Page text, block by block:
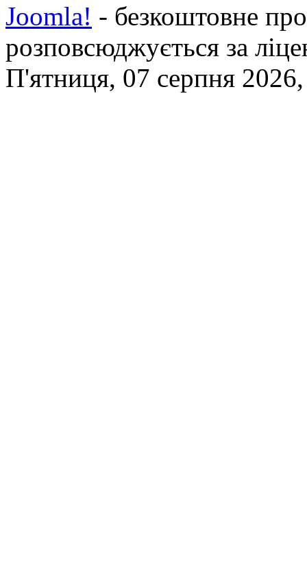
Joomla! - безкоштовне
розповсюджується за
П'ятниця, 07 серпня